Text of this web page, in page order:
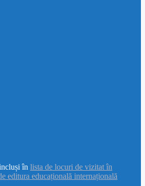
în lista de locuri de vizitat în
editura educațională internațională